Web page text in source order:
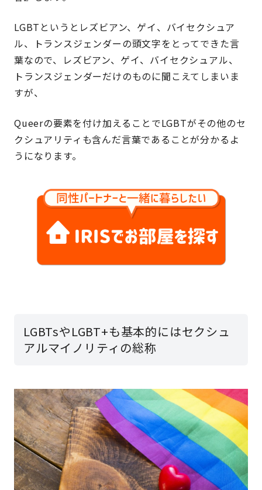
LGBTというとレズビアン、ゲイ、バイセクシュア
ル、トランスジェンダーの頭文字をとってできた言
葉なので、レズビアン、ゲイ、バイセクシュアル、
トランスジェンダーだけのものに聞こえてしまいま
すが、
Queerの要素を付け加えることでLGBTがその他のセ
クシュアリティも含んだ言葉であることが分かるよ
うになります。
LGBTsやLGBT+も基本的にはセクシュ
アルマイノリティの総称